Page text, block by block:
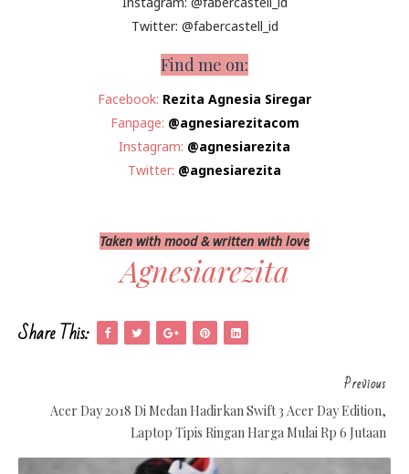
Twitter: @fabercastell_id
Find me on:
Facebook: Rezita Agnesia Siregar
Fanpage: @agnesiarezitacom
Instagram: @agnesiarezita
Twitter: @agnesiarezita
Taken with mood & written with love
Agnesiarezita
Share This:
Previous
Acer Day 2018 Di Medan Hadirkan Swift 3 Acer Day Edition,
Laptop Tipis Ringan Harga Mulai Rp 6 Jutaan